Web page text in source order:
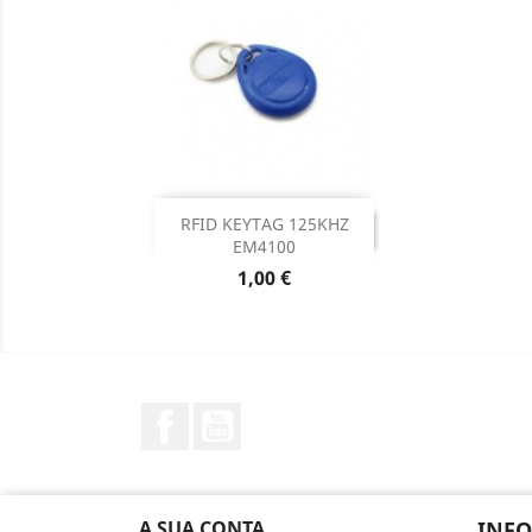
RFID KEYTAG 125KHZ
EM4100
Preço
1,00 €
DESCONTINUADO
DESCONTINUADO